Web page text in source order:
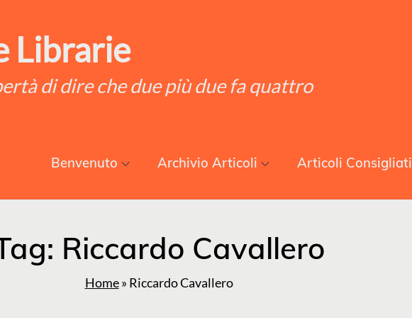
Librarie
di dire che due più due fa quattro
Benvenuto Archivio Articoli Articoli Consigliati
Riccardo Cavallero
Home» Riccardo Cavallero